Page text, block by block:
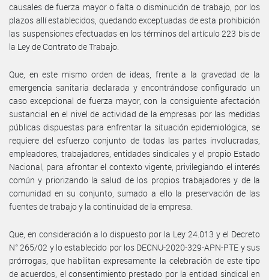
causales de fuerza mayor o falta o disminución de trabajo, por los
plazos allí establecidos, quedando exceptuadas de esta prohibición
las suspensiones efectuadas en los términos del artículo 223 bis de
la Ley de Contrato de Trabajo.
Que, en este mismo orden de ideas, frente a la gravedad de la
emergencia sanitaria declarada y encontrándose configurado un
caso excepcional de fuerza mayor, con la consiguiente afectación
sustancial en el nivel de actividad de la empresas por las medidas
públicas dispuestas para enfrentar la situación epidemiológica, se
requiere del esfuerzo conjunto de todas las partes involucradas,
empleadores, trabajadores, entidades sindicales y el propio Estado
Nacional, para afrontar el contexto vigente, privilegiando el interés
común y priorizando la salud de los propios trabajadores y de la
comunidad en su conjunto, sumado a ello la preservación de las
fuentes de trabajo y la continuidad de la empresa.
Que, en consideración a lo dispuesto por la Ley 24.013 y el Decreto
N° 265/02 y lo establecido por los DECNU-2020-329-APN-PTE y sus
prórrogas, que habilitan expresamente la celebración de este tipo
de acuerdos, el consentimiento prestado por la entidad sindical en